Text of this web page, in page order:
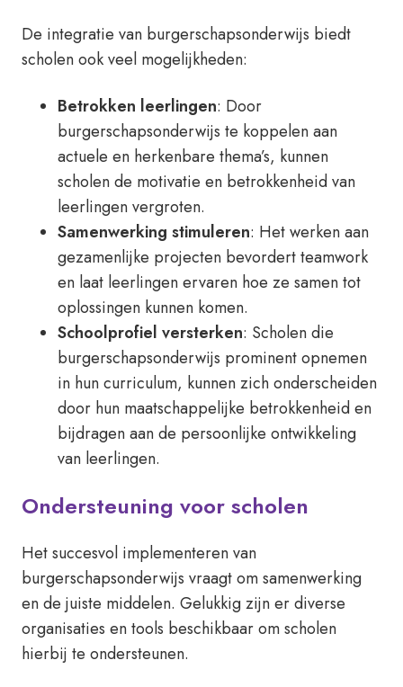
De integratie van burgerschapsonderwijs biedt
scholen ook veel mogelijkheden:
Betrokken leerlingen: Door
burgerschapsonderwijs te koppelen aan
actuele en herkenbare thema’s, kunnen
scholen de motivatie en betrokkenheid van
leerlingen vergroten.
Samenwerking stimuleren: Het werken aan
gezamenlijke projecten bevordert teamwork
en laat leerlingen ervaren hoe ze samen tot
oplossingen kunnen komen.
Schoolprofiel versterken: Scholen die
burgerschapsonderwijs prominent opnemen
in hun curriculum, kunnen zich onderscheiden
door hun maatschappelijke betrokkenheid en
bijdragen aan de persoonlijke ontwikkeling
van leerlingen.
Ondersteuning voor scholen
Het succesvol implementeren van
burgerschapsonderwijs vraagt om samenwerking
en de juiste middelen. Gelukkig zijn er diverse
organisaties en tools beschikbaar om scholen
hierbij te ondersteunen.